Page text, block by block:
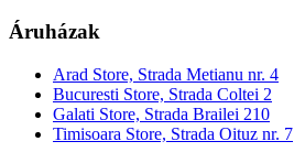
Áruházak
Arad Store, Strada Metianu nr. 4
Bucuresti Store, Strada Coltei 2
Galati Store, Strada Brailei 210
Timisoara Store, Strada Oituz nr. 7